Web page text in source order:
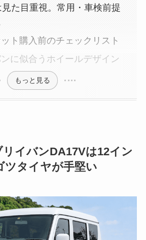
た目重視。常用・車検前提
ト購入前のチェックリスト
に似合うホイールデザイン
もっと見る
イバンDA17Vは12イン
ツタイヤが手堅い